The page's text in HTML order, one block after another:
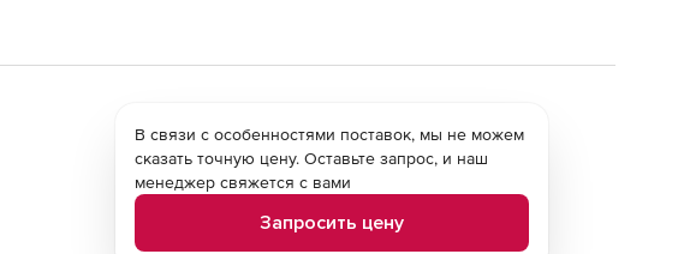
В связи с особенностями поставок, мы не можем
сказать точную цену. Оставьте запрос, и наш
менеджер свяжется с вами
Запросить цену